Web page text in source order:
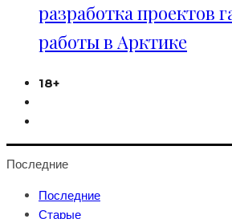
разработка проектов
работы в Арктике
18+
Последние
Последние
Старые